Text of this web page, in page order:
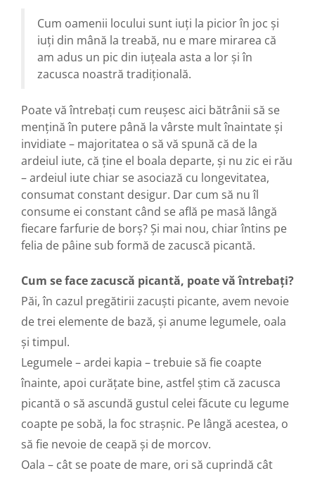
Cum oamenii locului sunt iuți la picior în joc și
iuți din mână la treabă, nu e mare mirarea că
am adus un pic din iuțeala asta a lor și în
zacusca noastră tradițională.
Poate vă întrebați cum reușesc aici bătrânii să se
mențină în putere până la vârste mult înaintate și
invidiate – majoritatea o să vă spună că de la
ardeiul iute, că ține el boala departe, și nu zic ei rău
– ardeiul iute chiar se asociază cu longevitatea,
consumat constant desigur. Dar cum să nu îl
consume ei constant când se află pe masă lângă
fiecare farfurie de borș? Și mai nou, chiar întins pe
felia de pâine sub formă de zacuscă picantă.
Cum se face zacuscă picantă, poate vă întrebați?
Păi, în cazul pregătirii zacuști picante, avem nevoie
de trei elemente de bază, și anume legumele, oala
și timpul.
Legumele – ardei kapia – trebuie să fie coapte
înainte, apoi curățate bine, astfel știm că zacusca
picantă o să ascundă gustul celei făcute cu legume
coapte pe sobă, la foc strașnic. Pe lângă acestea, o
să fie nevoie de ceapă și de morcov.
Oala – cât se poate de mare, ori să cuprindă cât